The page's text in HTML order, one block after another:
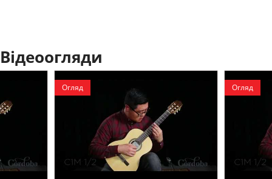
Відеоогляди
Огляд Огляд